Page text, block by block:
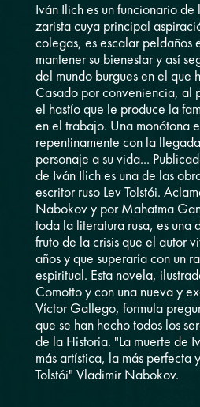
Iván Ilich es un funcionario
zarista cuya principal
colegas, es escalar peldaños
mantener su bienestar y así
del mundo burgues en el que
Casado por conveniencia, al
el hastío que le produce la
en el trabajo. Una monótona
repentinamente con la
personaje a su vida...
de Iván Ilich es una de las
escritor ruso Lev Tolstói.
Nabokov y por Mahatma
toda la literatura rusa, es una
fruto de la crisis que el autor
años y que superaría con un
espiritual. Esta novela,
Comotto y con una nueva y
Víctor Gallego, formula
que se han hecho todos los
de la Historia. "La muerte de
más artística, la más perfecta
Tolstói" Vladimir Nabokov.